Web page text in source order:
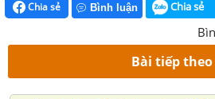
Chia sẻ Bình luận Chia sẻ
Bài tiếp theo